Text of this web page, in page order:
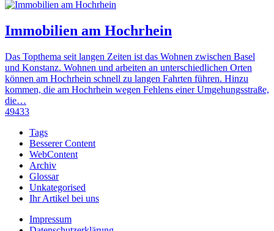
Immobilien am Hochrhein
Das Topthema seit langen Zeiten ist das Wohnen zwischen Basel
und Konstanz. Wohnen und arbeiten an unterschiedlichen Orten
können am Hochrhein schnell zu langen Fahrten führen. Hinzu
kommen, die am Hochrhein wegen Fehlens einer Umgehungsstraße,
die…
49433
Tags
Besserer Content
WebContent
Archiv
Glossar
Unkategorised
Ihr Artikel bei uns
Impressum